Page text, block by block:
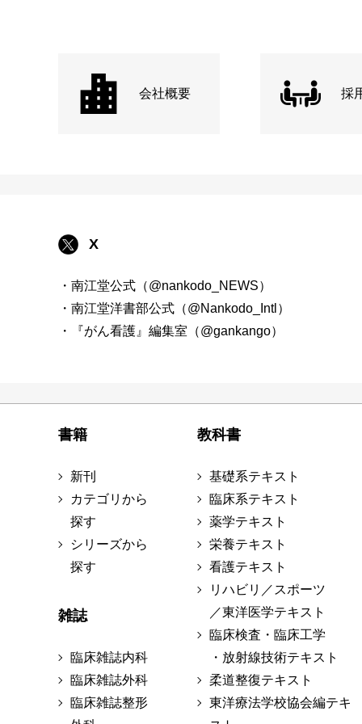
会社概要 採
X
・南江堂公式（@nankodo_NEWS）
・南江堂洋書部公式（@Nankodo_Intl）
・『がん看護』編集室（@gankango）
書籍
新刊
カテゴリから
探す
シリーズから
探す
雑誌
臨床雑誌内科
臨床雑誌外科
臨床雑誌整形
教科書
基礎系テキスト
臨床系テキスト
薬学テキスト
栄養テキスト
看護テキスト
リハビリ／スポーツ
／東洋医学テキスト
臨床検査・臨床工学
・放射線技術テキスト
柔道整復テキスト
東洋療法学校協会編テキ